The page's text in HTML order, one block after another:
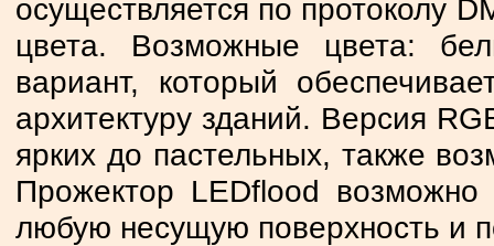
осуществляется по протоколу
цвета. Возможные цвета:
вариант, который
архитектуру зданий. Версия
ярких до пастельных, также
Прожектор LEDflood возможно
любую несущую поверхность и